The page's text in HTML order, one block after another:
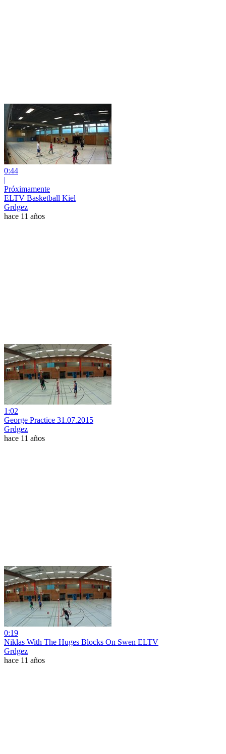
0:44
|
Próximamente
ELTV Basketball Kiel
Grdgez
hace 11 años
1:02
George Practice 31.07.2015
Grdgez
hace 11 años
0:19
Niklas With The Huges Blocks On Swen ELTV
Grdgez
hace 11 años